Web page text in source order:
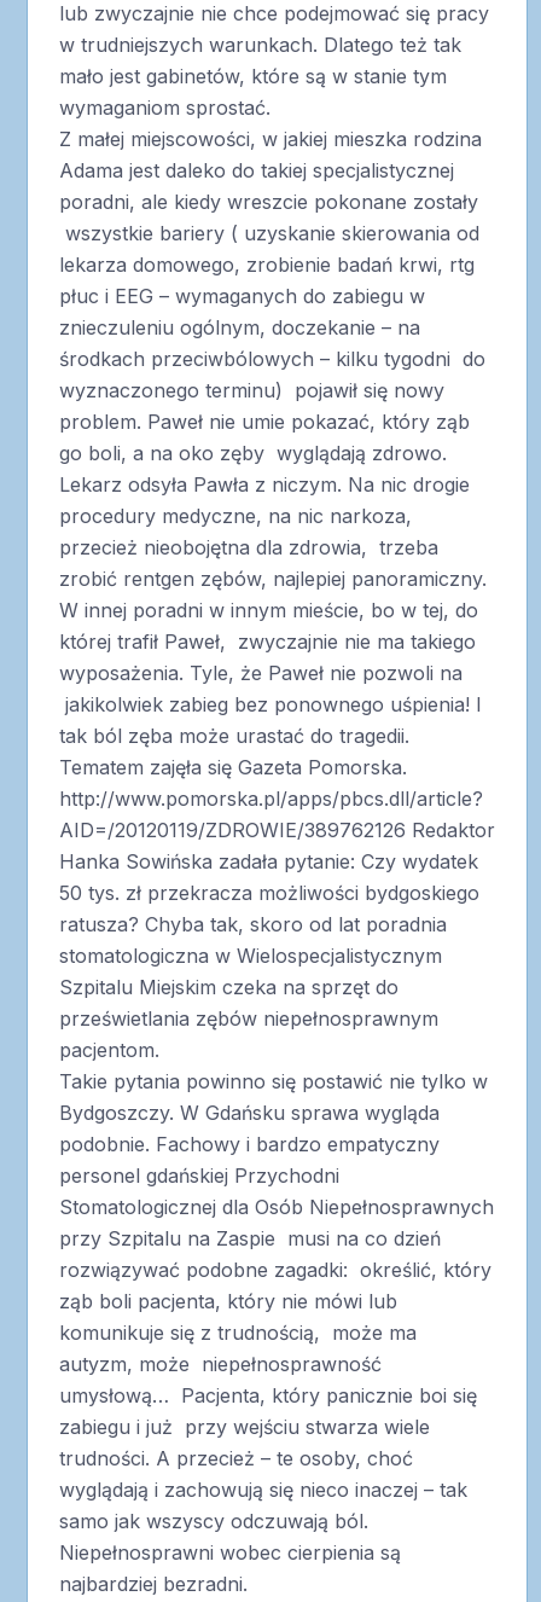
lub zwyczajnie nie chce podejmować się pracy
w trudniejszych warunkach. Dlatego też tak
mało jest gabinetów, które są w stanie tym
wymaganiom sprostać.
Z małej miejscowości, w jakiej mieszka rodzina
Adama jest daleko do takiej specjalistycznej
poradni, ale kiedy wreszcie pokonane zostały
wszystkie bariery ( uzyskanie skierowania od
lekarza domowego, zrobienie badań krwi, rtg
płuc i EEG – wymaganych do zabiegu w
znieczuleniu ogólnym, doczekanie – na
środkach przeciwbólowych – kilku tygodni do
wyznaczonego terminu) pojawił się nowy
problem. Paweł nie umie pokazać, który ząb
go boli, a na oko zęby wyglądają zdrowo.
Lekarz odsyła Pawła z niczym. Na nic drogie
procedury medyczne, na nic narkoza,
przecież nieobojętna dla zdrowia, trzeba
zrobić rentgen zębów, najlepiej panoramiczny.
W innej poradni w innym mieście, bo w tej, do
której trafił Paweł, zwyczajnie nie ma takiego
wyposażenia. Tyle, że Paweł nie pozwoli na
jakikolwiek zabieg bez ponownego uśpienia! I
tak ból zęba może urastać do tragedii.
Tematem zajęła się Gazeta Pomorska.
http://www.pomorska.pl/apps/pbcs.dll/article?
AID=/20120119/ZDROWIE/389762126 Redaktor
Hanka Sowińska zadała pytanie: Czy wydatek
50 tys. zł przekracza możliwości bydgoskiego
ratusza? Chyba tak, skoro od lat poradnia
stomatologiczna w Wielospecjalistycznym
Szpitalu Miejskim czeka na sprzęt do
prześwietlania zębów niepełnosprawnym
pacjentom.
Takie pytania powinno się postawić nie tylko w
Bydgoszczy. W Gdańsku sprawa wygląda
podobnie. Fachowy i bardzo empatyczny
personel gdańskiej Przychodni
Stomatologicznej dla Osób Niepełnosprawnych
przy Szpitalu na Zaspie musi na co dzień
rozwiązywać podobne zagadki: określić, który
ząb boli pacjenta, który nie mówi lub
komunikuje się z trudnością, może ma
autyzm, może niepełnosprawność
umysłową… Pacjenta, który panicznie boi się
zabiegu i już przy wejściu stwarza wiele
trudności. A przecież – te osoby, choć
wyglądają i zachowują się nieco inaczej – tak
samo jak wszyscy odczuwają ból.
Niepełnosprawni wobec cierpienia są
najbardziej bezradni.